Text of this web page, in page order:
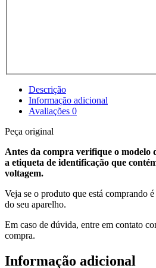
Descrição
Informação adicional
Avaliações 0
Peça original
Antes da compra verifique o modelo
a etiqueta de identificação que
voltagem.
Veja se o produto que está comprando
do seu aparelho.
Em caso de dúvida, entre em contato
compra.
Informação adicional